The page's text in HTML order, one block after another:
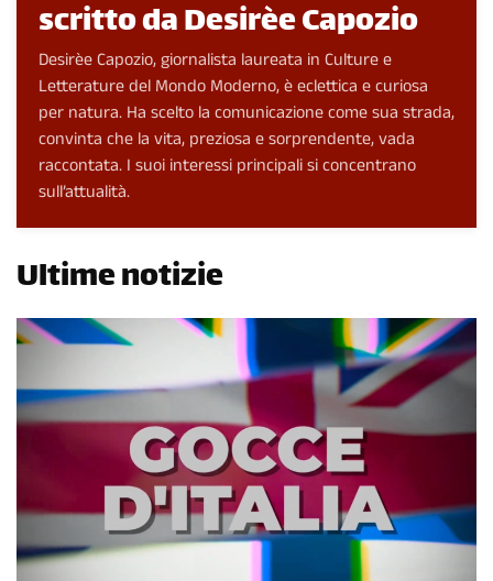
scritto da Desirèe Capozio
Desirèe Capozio, giornalista laureata in Culture e
Letterature del Mondo Moderno, è eclettica e curiosa
per natura. Ha scelto la comunicazione come sua strada,
convinta che la vita, preziosa e sorprendente, vada
raccontata. I suoi interessi principali si concentrano
sull’attualità.
Ultime notizie